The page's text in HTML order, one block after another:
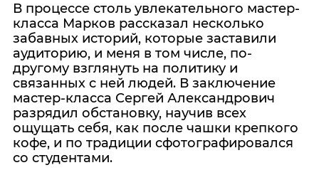
В процессе столь увлекательного мастер-
класса Марков рассказал несколько
забавных историй, которые заставили
аудиторию, и меня в том числе, по-
другому взглянуть на политику и
связанных с ней людей. В заключение
мастер-класса Сергей Александрович
разрядил обстановку, научив всех
ощущать себя, как после чашки крепкого
кофе, и по традиции сфотографировался
со студентами.